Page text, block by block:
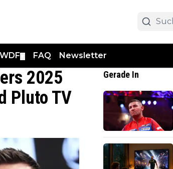
WDF FAQ Newsletter
2025
Pluto TV
Gerade In